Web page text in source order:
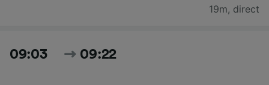
19m, direct
09:03 09:22